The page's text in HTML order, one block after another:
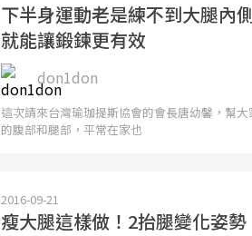
下半身運動老是練不到大腿內
就能讓鍛鍊更有效
don1don
這次請來台灣瑜珈提斯協會的會長唐幼馨，幫
的腹部和腿部，平常在家也
2016-09-21
瘦大腿這樣做！2抬腿變化姿